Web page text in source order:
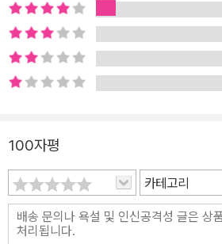
학, 응집 물질 물리학, 중력 이론 등 다양한
마 전 서거한 스티븐 호킹(Stephen
로, 그에 대항해 블랙홀 상보성의 원리와
‘블랙홀 전쟁’의 주인공이기도 하다.
으로 연구해 양자 역학과 일반 상대성 이론
논문 2편을 연이어 발표해 학계를 뜨겁게
드의 말대로 이 책의 목표는 “말도 안 되게
를 숨기는 것이 아니라 오히려 대명천지의
것”이다. 저자는 양자 역학의 역사 등 대부
100자평
카테고리